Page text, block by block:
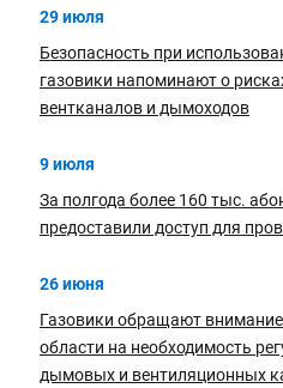
29 июля
Безопасность при
газовики напоминают о
вентканалов и дымоходов
9 июля
За полгода более 160 тыс.
предоставили доступ для
26 июня
Газовики обращают
области на необходимость
дымовых и вентиляционных